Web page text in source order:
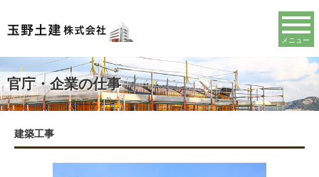
メニュー
官庁・企業の仕事
建築工事